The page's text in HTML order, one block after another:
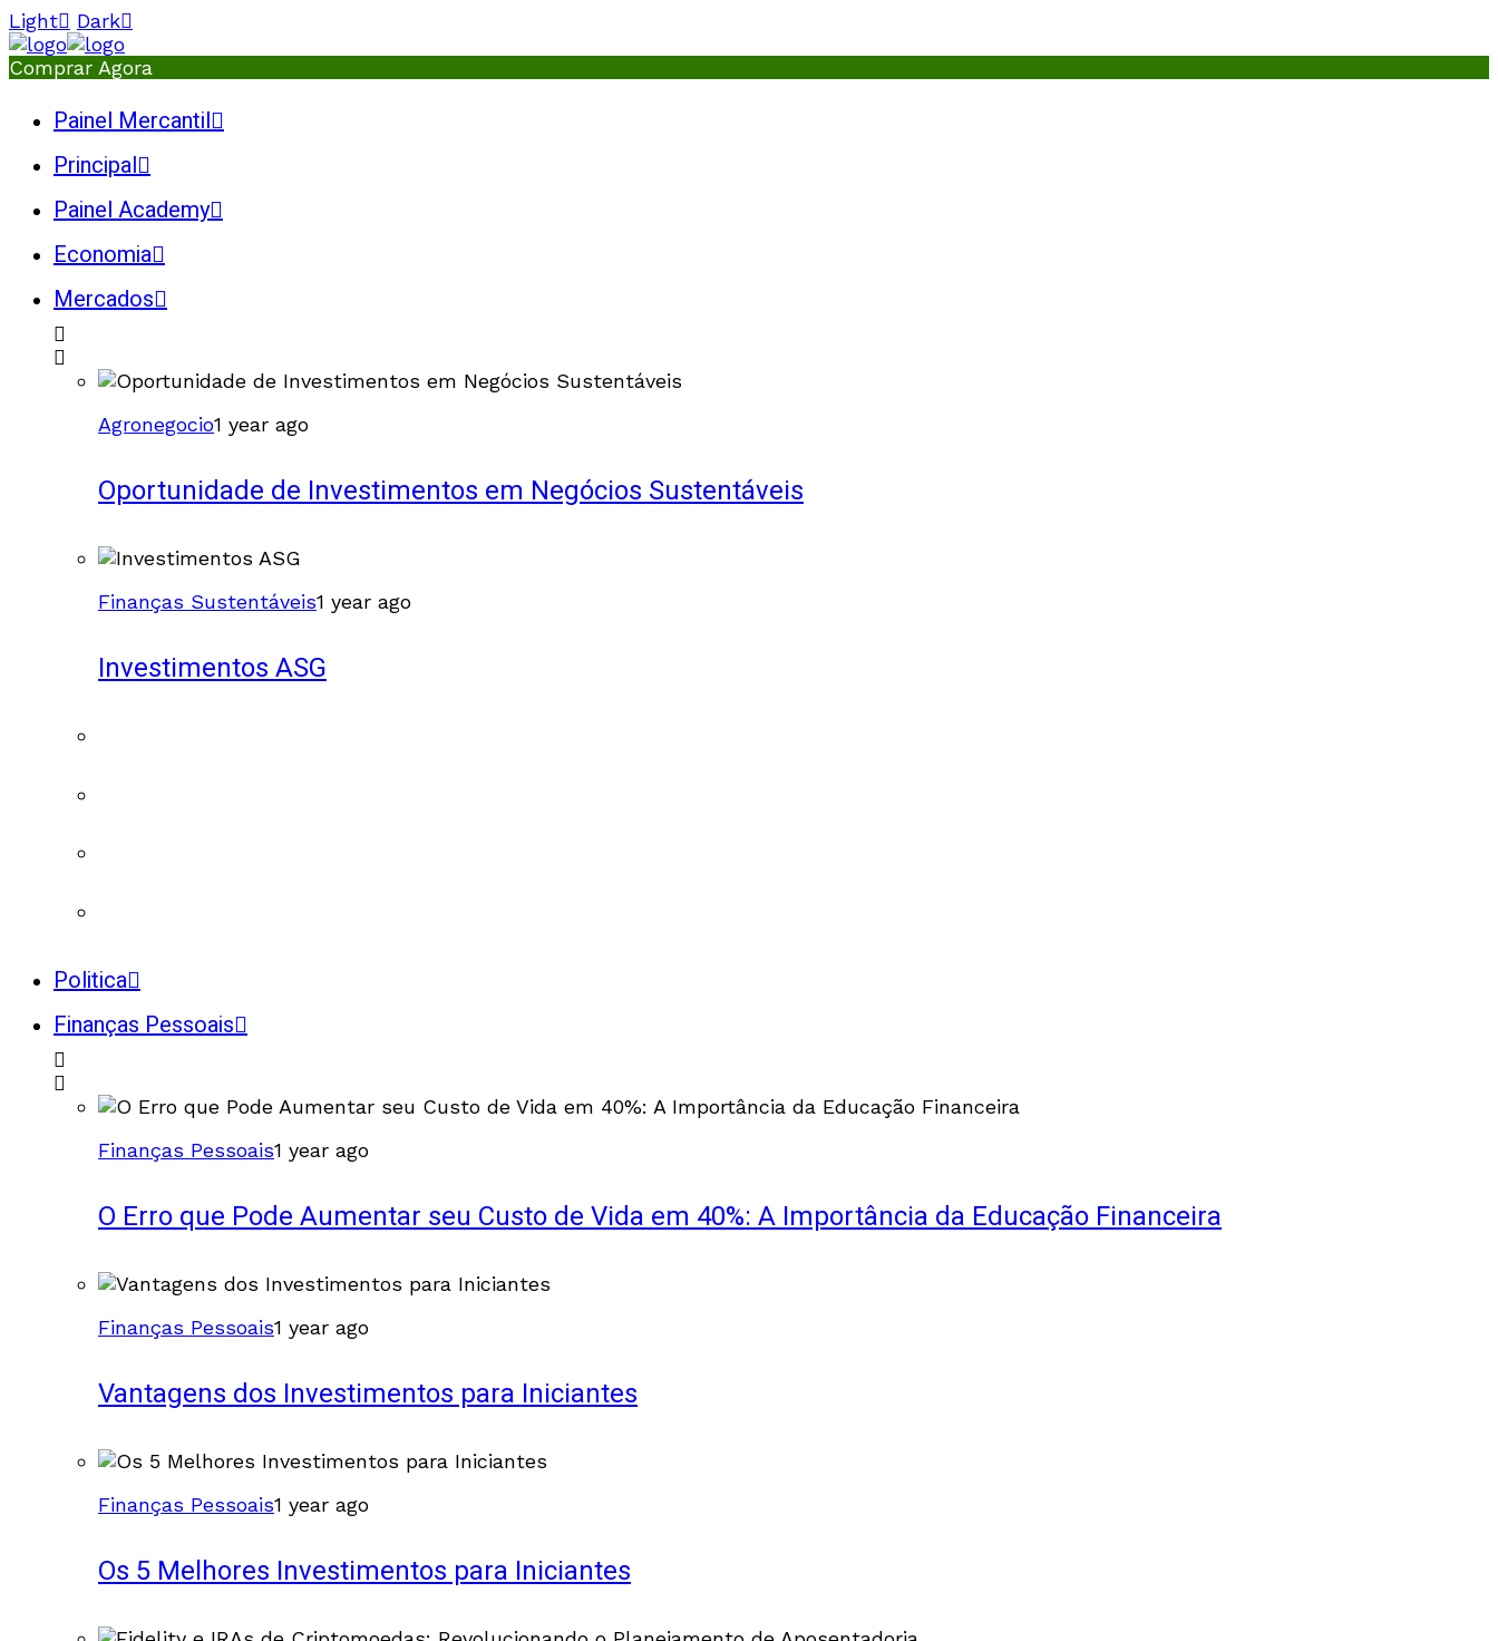
Light
Dark
Comprar Agora
Painel Mercantil
Principal
Painel Academy
Economia
Mercados
Agronegocio1 year ago
Oportunidade de Investimentos em Negócios Sustentáveis
Finanças Sustentáveis1 year ago
Investimentos ASG
Politica
Finanças Pessoais
Finanças Pessoais1 year ago
O Erro que Pode Aumentar seu Custo de Vida em 40%: A Importância da Educação Financeira
Finanças Pessoais1 year ago
Vantagens dos Investimentos para Iniciantes
Finanças Pessoais1 year ago
Os 5 Melhores Investimentos para Iniciantes